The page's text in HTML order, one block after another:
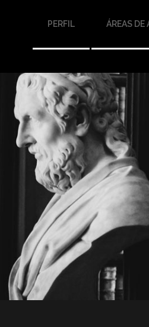
PERFIL ÁREAS